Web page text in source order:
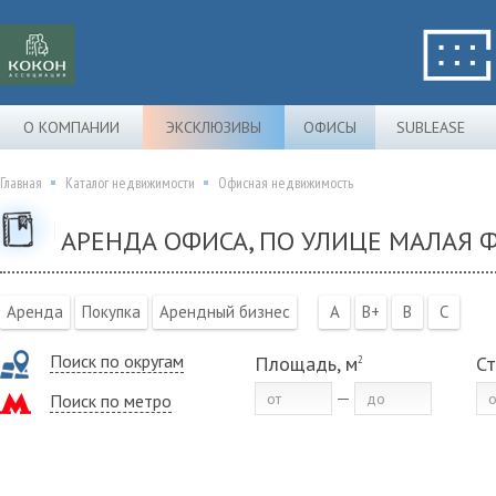
О КОМПАНИИ ЭКСКЛЮЗИВЫ ОФИСЫ SUBLEASE
Главная Каталог недвижимости Офисная недвижимость
АРЕНДА ОФИСА, ПО УЛИЦЕ МАЛАЯ
Аренда Покупка Арендный бизнес A B+ B C
Поиск по округам
Поиск по метро
Площадь, м2